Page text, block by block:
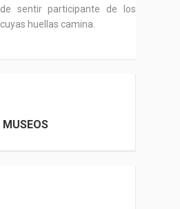
sentir participante de los
huellas camina.
MUSEOS